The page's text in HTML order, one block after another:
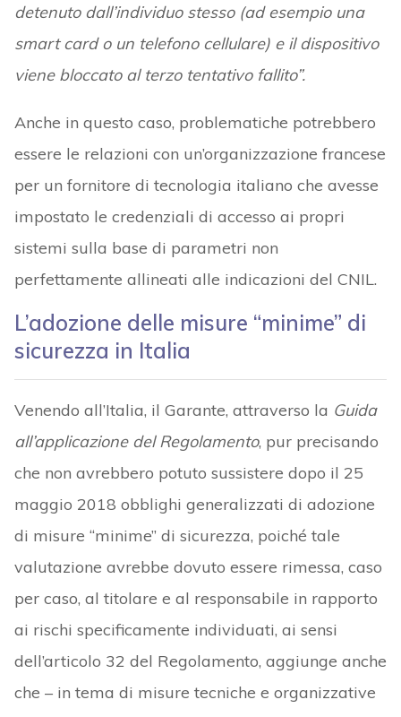
detenuto dall’individuo stesso (ad esempio una
smart card o un telefono cellulare) e il dispositivo
viene bloccato al terzo tentativo fallito”.
Anche in questo caso, problematiche potrebbero
essere le relazioni con un’organizzazione francese
per un fornitore di tecnologia italiano che avesse
impostato le credenziali di accesso ai propri
sistemi sulla base di parametri non
perfettamente allineati alle indicazioni del CNIL.
L’adozione delle misure “minime” di
sicurezza in Italia
Venendo all’Italia, il Garante, attraverso la Guida
all’applicazione del Regolamento, pur precisando
che non avrebbero potuto sussistere dopo il 25
maggio 2018 obblighi generalizzati di adozione
di misure “minime” di sicurezza, poiché tale
valutazione avrebbe dovuto essere rimessa, caso
per caso, al titolare e al responsabile in rapporto
ai rischi specificamente individuati, ai sensi
dell’articolo 32 del Regolamento, aggiunge anche
che – in tema di misure tecniche e organizzative